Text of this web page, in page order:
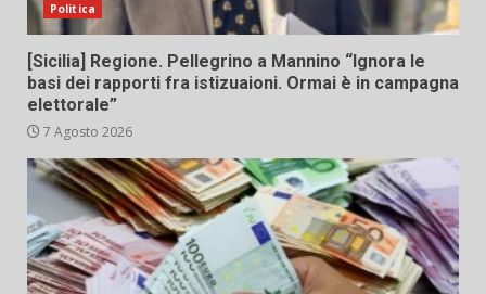
Politica
[Sicilia] Regione. Pellegrino a Mannino “Ignora le
basi dei rapporti fra istizuaioni. Ormai è in campagna
elettorale”
7 Agosto 2026